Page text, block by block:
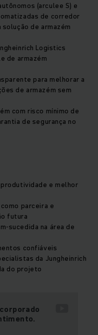
(arculee S) e
de corredor
solução de armazém
Logistics
de armazém
para melhorar a
de armazém sem
com risco mínimo de
de segurança no
e melhor
parceira e
futura
sucedida na área de
confiáveis
da Jungheinrich
do projeto